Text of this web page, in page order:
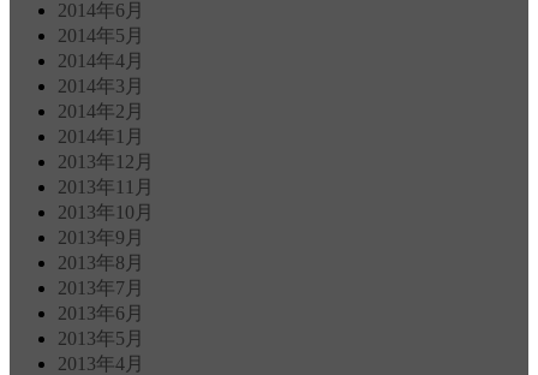
2014年6月
2014年5月
2014年4月
2014年3月
2014年2月
2014年1月
2013年12月
2013年11月
2013年10月
2013年9月
2013年8月
2013年7月
2013年6月
2013年5月
2013年4月